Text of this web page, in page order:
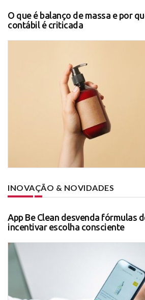
O que é balanço de massa e por
contábil é criticada
INOVAÇÃO & NOVIDADES
App Be Clean desvenda fórmulas
incentivar escolha consciente